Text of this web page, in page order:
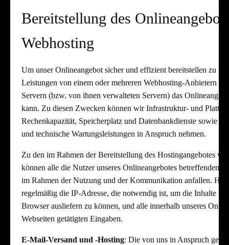
Bereitstellung des
Webhosting
Um unser Onlineangebot sicher und effizient bereitstellen zu
Leistungen von einem oder mehreren Webhosting-Anbietern in
Servern (bzw. von ihnen verwalteten Servern) das
kann. Zu diesen Zwecken können wir Infrastruktur- und
Rechenkapazität, Speicherplatz und Datenbankdienste sowie
und technische Wartungsleistungen in Anspruch nehmen.
Zu den im Rahmen der Bereitstellung des Hostingangebotes
können alle die Nutzer unseres Onlineangebotes betreffenden
im Rahmen der Nutzung und der Kommunikation anfallen.
regelmäßig die IP-Adresse, die notwendig ist, um die Inhalte
Browser ausliefern zu können, und alle innerhalb unseres
Webseiten getätigten Eingaben.
E-Mail-Versand und -Hosting: Die von uns in Anspruch